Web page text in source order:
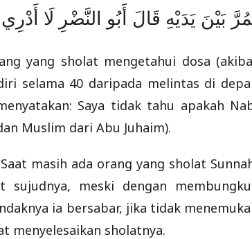
بَيْنَ يَدَيْهِ قَالَ أَبُو النَّضْرِ لَا
yang sholat mengetahui dosa
selama 40 daripada melintas di
Saya tidak tahu apakah
Muslim dari Abu Juhaim).
masih ada orang yang sholat
meski dengan
ia bersabar, jika tidak
menyelesaikan sholatnya.